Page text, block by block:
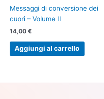
Messaggi di conversione dei
cuori – Volume II
14,00 €
Aggiungi al carrello